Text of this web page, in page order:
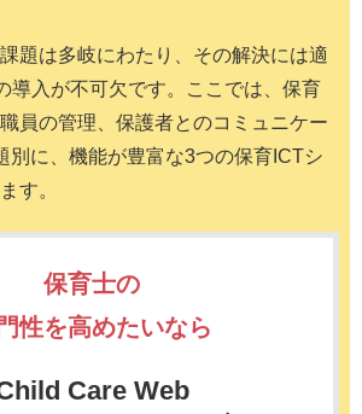
題は多岐にわたり、その解決には適
導入が不可欠です。ここでは、保育
員の管理、保護者とのコミュニケー
別に、機能が豊富な3つの保育ICTシ
す。
保育士の
性を高めたいなら
Care Web